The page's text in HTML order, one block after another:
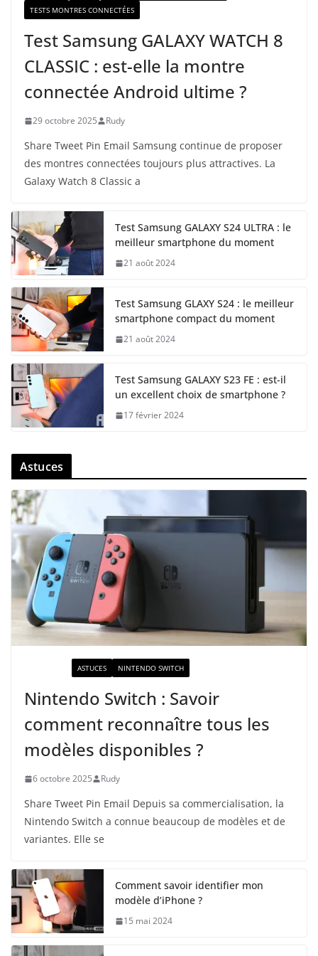
TESTS MONTRES CONNECTÉES
Test Samsung GALAXY WATCH 8
CLASSIC : est-elle la montre
connectée Android ultime ?
29 octobre 2025 Rudy
Share Tweet Pin Email Samsung continue de proposer
des montres connectées toujours plus attractives. La
Galaxy Watch 8 Classic a
Test Samsung GALAXY S24 ULTRA : le
meilleur smartphone du moment
21 août 2024
Test Samsung GLAXY S24 : le meilleur
smartphone compact du moment
21 août 2024
Test Samsung GALAXY S23 FE : est-il
un excellent choix de smartphone ?
17 février 2024
Astuces
ASTUCES NINTENDO SWITCH
Nintendo Switch : Savoir
comment reconnaître tous les
modèles disponibles ?
6 octobre 2025 Rudy
Share Tweet Pin Email Depuis sa commercialisation, la
Nintendo Switch a connue beaucoup de modèles et de
variantes. Elle se
Comment savoir identifier mon
modèle d’iPhone ?
15 mai 2024